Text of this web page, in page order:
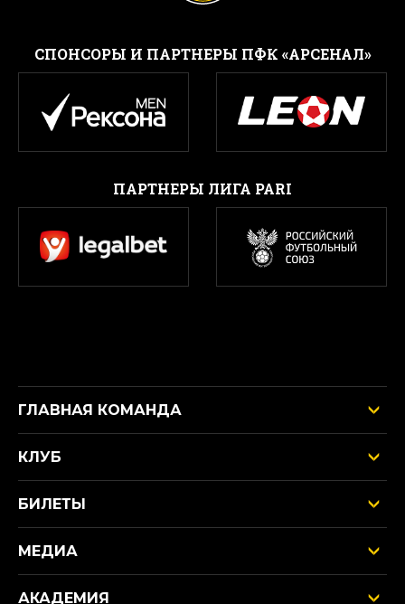
CПОНСОРЫ И ПАРТНЕРЫ ПФК «АРСЕНАЛ»
ПАРТНЕРЫ ЛИГА PARI
ГЛАВНАЯ КОМАНДА
КЛУБ
БИЛЕТЫ
МЕДИА
АКАДЕМИЯ